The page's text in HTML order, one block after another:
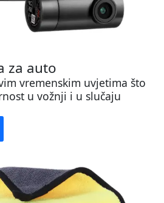
za auto
vremenskim uvjetima što
u vožnji i u slučaju